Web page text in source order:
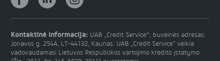
Kontaktinė informacija: UAB „Credit Service", buveinės adresas:
Jonavos g. 254A, LT-44132, Kaunas. UAB „Credit Service“ veikia
vadovaudamasi Lietuvos Respublikos vartojimo kredito įstatymo